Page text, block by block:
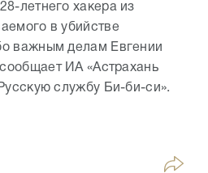
летнего хакера из
в убийстве
важным делам Евгении
ИА «Астрахань
службу Би-би-си».